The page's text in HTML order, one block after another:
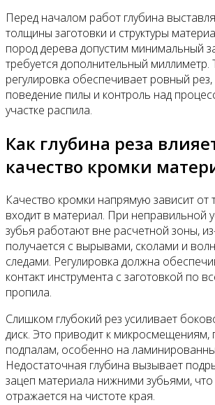
Перед началом работ глубина
толщины заготовки и структуры
пород дерева допустим минимальный
требуется дополнительный миллиметр.
регулировка обеспечивает ровный
поведение пилы и контроль над
участке распила.
Как глубина реза
качество кромки
Качество кромки напрямую зависит от
входит в материал. При неправильной
зубья работают вне расчетной зоны,
получается с вырывами, сколами и
следами. Регулировка должна
контакт инструмента с заготовкой по
пропила.
Слишком глубокий рез усиливает
диск. Это приводит к микросмещениям,
подпалам, особенно на
Недостаточная глубина вызывает
зацеп материала нижними зубьями, что
отражается на чистоте края.